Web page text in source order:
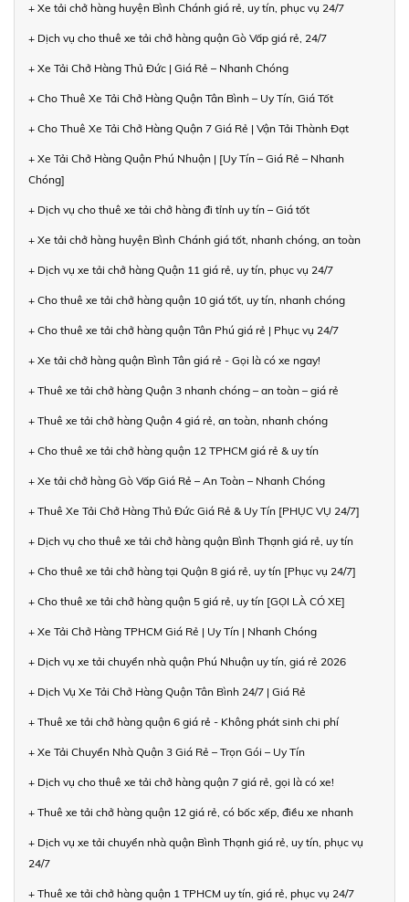
+ Xe tải chở hàng huyện Bình Chánh giá rẻ, uy tín, phục vụ 24/7
+ Dịch vụ cho thuê xe tải chở hàng quận Gò Vấp giá rẻ, 24/7
+ Xe Tải Chở Hàng Thủ Đức | Giá Rẻ – Nhanh Chóng
+ Cho Thuê Xe Tải Chở Hàng Quận Tân Bình – Uy Tín, Giá Tốt
+ Cho Thuê Xe Tải Chở Hàng Quận 7 Giá Rẻ | Vận Tải Thành Đạt
+ Xe Tải Chở Hàng Quận Phú Nhuận | [Uy Tín – Giá Rẻ – Nhanh
Chóng]
+ Dịch vụ cho thuê xe tải chở hàng đi tỉnh uy tín – Giá tốt
+ Xe tải chở hàng huyện Bình Chánh giá tốt, nhanh chóng, an toàn
+ Dịch vụ xe tải chở hàng Quận 11 giá rẻ, uy tín, phục vụ 24/7
+ Cho thuê xe tải chở hàng quận 10 giá tốt, uy tín, nhanh chóng
+ Cho thuê xe tải chở hàng quận Tân Phú giá rẻ | Phục vụ 24/7
+ Xe tải chở hàng quận Bình Tân giá rẻ - Gọi là có xe ngay!
+ Thuê xe tải chở hàng Quận 3 nhanh chóng – an toàn – giá rẻ
+ Thuê xe tải chở hàng Quận 4 giá rẻ, an toàn, nhanh chóng
+ Cho thuê xe tải chở hàng quận 12 TPHCM giá rẻ & uy tín
+ Xe tải chở hàng Gò Vấp Giá Rẻ – An Toàn – Nhanh Chóng
+ Thuê Xe Tải Chở Hàng Thủ Đức Giá Rẻ & Uy Tín [PHỤC VỤ 24/7]
+ Dịch vụ cho thuê xe tải chở hàng quận Bình Thạnh giá rẻ, uy tín
+ Cho thuê xe tải chở hàng tại Quận 8 giá rẻ, uy tín [Phục vụ 24/7]
+ Cho thuê xe tải chở hàng quận 5 giá rẻ, uy tín [GỌI LÀ CÓ XE]
+ Xe Tải Chở Hàng TPHCM Giá Rẻ | Uy Tín | Nhanh Chóng
+ Dịch vụ xe tải chuyển nhà quận Phú Nhuận uy tín, giá rẻ 2026
+ Dịch Vụ Xe Tải Chở Hàng Quận Tân Bình 24/7 | Giá Rẻ
+ Thuê xe tải chở hàng quận 6 giá rẻ - Không phát sinh chi phí
+ Xe Tải Chuyển Nhà Quận 3 Giá Rẻ – Trọn Gói – Uy Tín
+ Dịch vụ cho thuê xe tải chở hàng quận 7 giá rẻ, gọi là có xe!
+ Thuê xe tải chở hàng quận 12 giá rẻ, có bốc xếp, điều xe nhanh
+ Dịch vụ xe tải chuyển nhà quận Bình Thạnh giá rẻ, uy tín, phục vụ
24/7
+ Thuê xe tải chở hàng quận 1 TPHCM uy tín, giá rẻ, phục vụ 24/7